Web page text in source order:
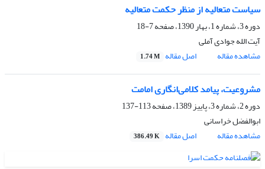
سیاست متعالیه از منظر حکمت متعالیه
دوره 3، شماره 1، بهار 1390، صفحه
7-18
آیت الله جوادی آملی
مشاهده مقاله
اصل مقاله 1.74 M
مشروعیت، پیامد کلامی‌انگاری امامت
دوره 2، شماره 3، پاییز 1389، صفحه
113-137
ابوالفضل خراسانی
مشاهده مقاله
اصل مقاله 386.49 K